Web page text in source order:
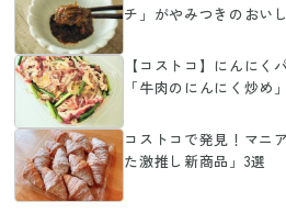
チ」がやみつきのおい
【コストコ】にんにく
「牛肉のにんにく炒め
コストコで発見！マニ
た激推し新商品」3選